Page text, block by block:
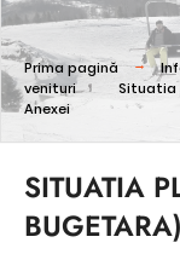
Prima pagină
venituri
Situatia
Anexei
SITUATIA